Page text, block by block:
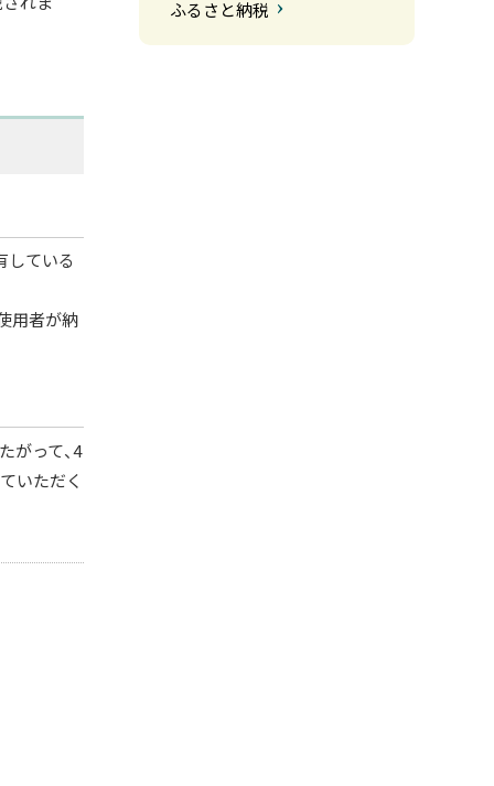
している
用者が納
がって、4
いただく
ふるさと納税